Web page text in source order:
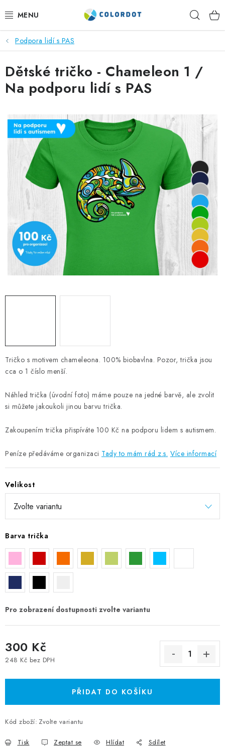
na
REKLAMNÍ TEXTIL
REKLAMNÍ PŘEDMĚTY
ČEPICE A DOPLŇKY
PRACOVNÍ OBLEČENÍ
POTISK TEXTILU
VÝŠIVKA
KONTAKTY
DIGITÁLNÍ TISK
REFLEXNÍ NAŽEHLOVAČKY
TEXTIL S VLASTNÍM POTISKEM
Vánoční trička
Kontakty
Akce a slevy
Obchodní podmínky
GDPR + cookies
Podpora lidí s PAS
Tričko s motivem chameleona. 100% biobavlna. Pozor, trička jsou
cca o 1 číslo menší.
Náhled trička (úvodní foto) máme pouze na jedné barvě, ale zvolit
si můžete jakoukoli jinou barvu trička.
Zakoupením trička přispíváte 100 Kč na podporu lidem s autismem.
Peníze předáváme organizaci Tady to mám rád z.s. Více informací
Velikost
Barva trička
300 Kč
248 Kč bez DPH
PŘIDAT DO KOŠÍKU
Kód zboží: Zvolte variantu
Tisk Zeptat se Hlídat Sdílet
Dětské tričko - Chameleon 1 /
Na podporu lidí s PAS